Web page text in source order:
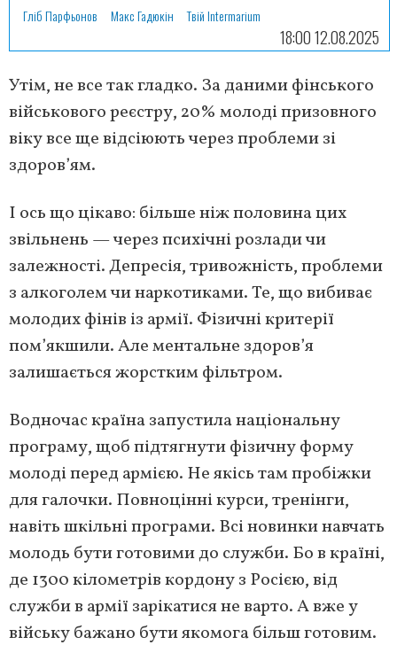
Гліб Парфьонов Макс Гадюкін Твій Intermarium
18:00 12.08.2025
Утім, не все так гладко. За даними фінського
військового реєстру, 20% молоді призовного
віку все ще відсіюють через проблеми зі
здоров’ям.
І ось що цікаво: більше ніж половина цих
звільнень — через психічні розлади чи
залежності. Депресія, тривожність, проблеми
з алкоголем чи наркотиками. Те, що вибиває
молодих фінів із армії. Фізичні критерії
пом’якшили. Але ментальне здоров’я
залишається жорстким фільтром.
Водночас країна запустила національну
програму, щоб підтягнути фізичну форму
молоді перед армією. Не якісь там пробіжки
для галочки. Повноцінні курси, тренінги,
навіть шкільні програми. Всі новинки навчать
молодь бути готовими до служби. Бо в країні,
де 1300 кілометрів кордону з Росією, від
служби в армії зарікатися не варто. А вже у
війську бажано бути якомога більш готовим.